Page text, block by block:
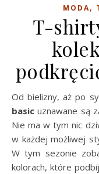
MODA,
T-
Od bielizny, aż po
basic uznawane są
Nie ma w tym nic
w każdej możliwej
W tym sezonie
kolorach, które